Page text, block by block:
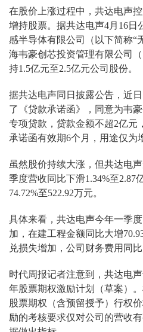
在股价上涨过程中，共达电声
增持股票。据共达电声4月16日
感半导体有限公司（以下简称“
海韦豪创芯投资管理有限公司
持1.5亿元至2.5亿元公司股份。
据共达电声同日披露公告，近
了《贷款承诺函》，同意为韦
专项贷款，贷款金额不超2亿元
承诺函有效期6个月，用途仅为
虽然股价持续大涨，但共达电
季度营收同比下滑1.34%至2.87
74.72%至522.92万元。
具体来看，共达电声今年一季
加，在建工程金额同比大增
兑损失增加，公司财务费用同比
时代周报记者注意到，共达电
年股票期权激励计划（草案）
股票期权（含预留授予）行权
励的考核要求仅对公司的营收